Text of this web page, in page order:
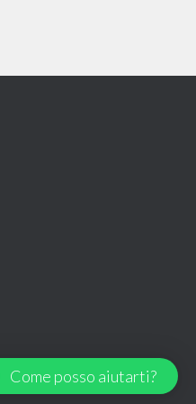
Come posso aiutarti?